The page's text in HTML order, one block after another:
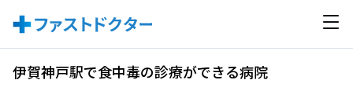
伊賀神戸駅で食中毒の診療ができる病院